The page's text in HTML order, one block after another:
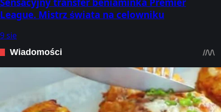
League. Mistrz świata na celowniku
9 sie